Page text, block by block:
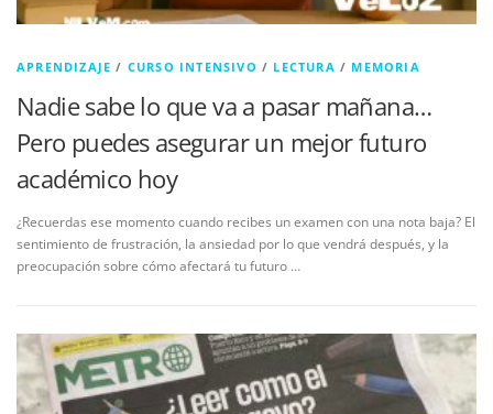
APRENDIZAJE / CURSO INTENSIVO / LECTURA / MEMORIA
Nadie sabe lo que va a pasar mañana…
Pero puedes asegurar un mejor futuro
académico hoy
¿Recuerdas ese momento cuando recibes un examen con una nota baja? El
sentimiento de frustración, la ansiedad por lo que vendrá después, y la
preocupación sobre cómo afectará tu futuro …